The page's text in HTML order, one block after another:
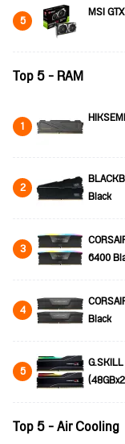
5 MSI
Top 5 - RAM
1
2
Black
3
6400
4
Black
5
Top 5 - Air Cooling